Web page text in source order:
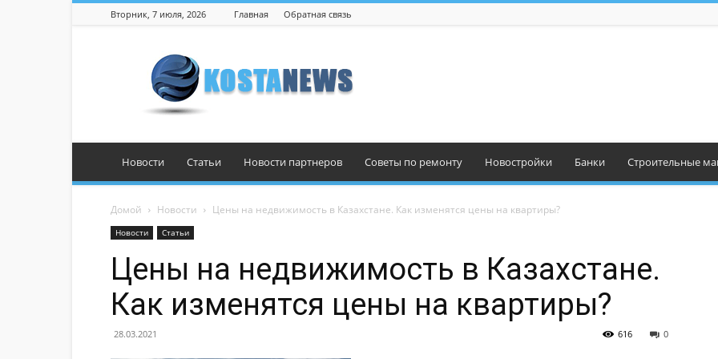
Вторник, 7 июля, 2026 Главная Обратная связь
Новости Статьи Новости партнеров Советы по ремонту Новостройки Банки Строительные
Домой Новости Цены на недвижимость в Казахстане. Как изменятся цены на квартиры?
Новости Статьи
Цены на недвижимость в Казахстане.
Как изменятся цены на квартиры?
28.03.2021 0
616